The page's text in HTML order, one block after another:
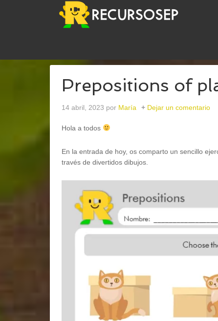
Prepositions of
14 abril, 2023 por María Dejar un comentario
Hola a todos
En la entrada de hoy, os comparto un sencillo
través de divertidos dibujos.